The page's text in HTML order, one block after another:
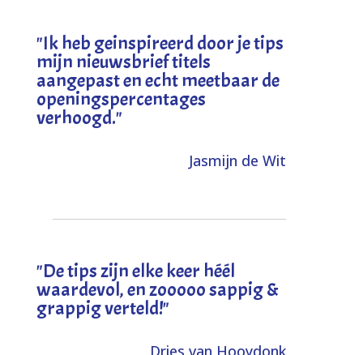
"Ik heb geinspireerd door je tips
mijn nieuwsbrief titels
aangepast en echt meetbaar de
openingspercentages
verhoogd."
Jasmijn de Wit
"De tips zijn elke keer héél
waardevol, en zooooo sappig &
grappig verteld!"
Dries van Hooydonk